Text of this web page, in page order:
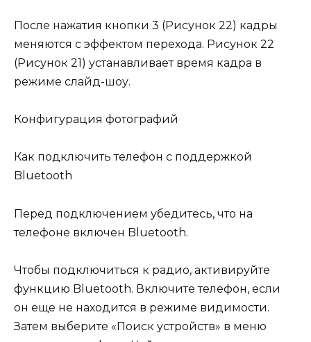
После нажатия кнопки 3 (Рисунок 22) кадры
меняются с эффектом перехода. Рисунок 22
(Рисунок 21) устанавливает время кадра в
режиме слайд-шоу.
Конфигурация фотографий
Как подключить телефон с поддержкой
Bluetooth
Перед подключением убедитесь, что на
телефоне включен Bluetooth.
Чтобы подключиться к радио, активируйте
функцию Bluetooth. Включите телефон, если
он еще не находится в режиме видимости.
Затем выберите «Поиск устройств» в меню